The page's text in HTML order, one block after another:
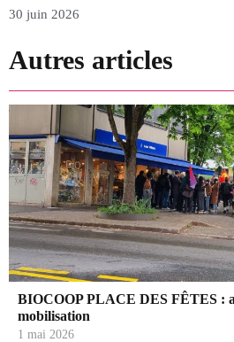
30 juin 2026
Autres articles
BIOCOOP PLACE DES FÊTES :
mobilisation
1 mai 2026